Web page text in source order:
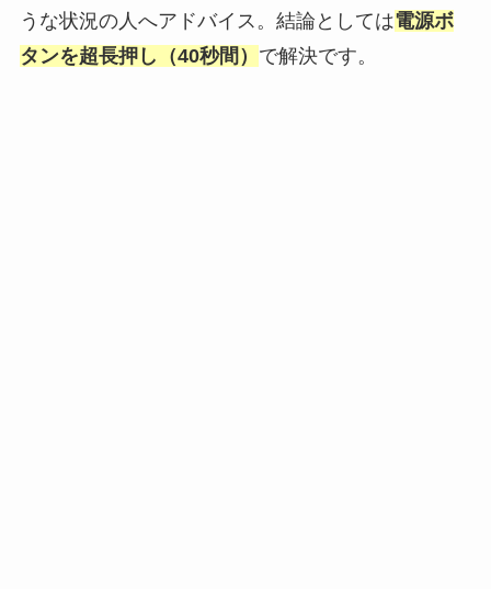
うな状況の人へアドバイス。結論としては電源ボ
タンを超長押し（40秒間） で解決です。